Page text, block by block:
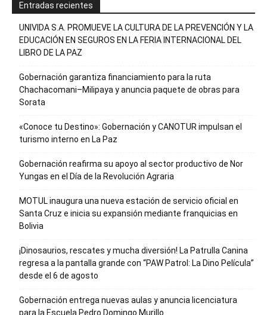
Entradas recientes
UNIVIDA S.A. PROMUEVE LA CULTURA DE LA PREVENCIÓN Y LA
EDUCACIÓN EN SEGUROS EN LA FERIA INTERNACIONAL DEL
LIBRO DE LA PAZ
Gobernación garantiza financiamiento para la ruta
Chachacomani–Milipaya y anuncia paquete de obras para
Sorata
«Conoce tu Destino»: Gobernación y CANOTUR impulsan el
turismo interno en La Paz
Gobernación reafirma su apoyo al sector productivo de Nor
Yungas en el Día de la Revolución Agraria
MOTUL inaugura una nueva estación de servicio oficial en
Santa Cruz e inicia su expansión mediante franquicias en
Bolivia
¡Dinosaurios, rescates y mucha diversión! La Patrulla Canina
regresa a la pantalla grande con “PAW Patrol: La Dino Película”
desde el 6 de agosto
Gobernación entrega nuevas aulas y anuncia licenciatura
para la Escuela Pedro Domingo Murillo